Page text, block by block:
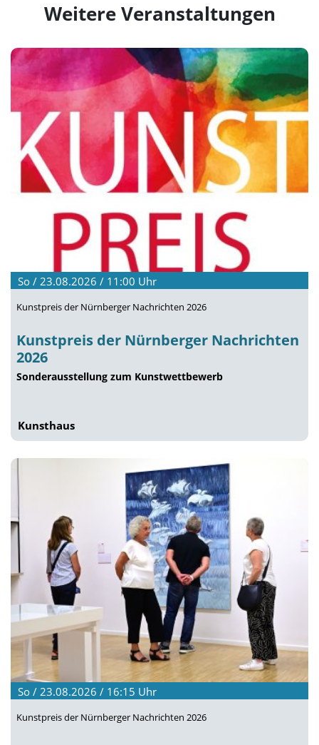
Weitere Veranstaltungen
So / 23.08.2026 / 11:00 Uhr
Kunstpreis der Nürnberger Nachrichten 2026
Kunstpreis der Nürnberger Nachrichten
2026
Sonderausstellung zum Kunstwettbewerb
Kunsthaus
So / 23.08.2026 / 16:15 Uhr
Kunstpreis der Nürnberger Nachrichten 2026